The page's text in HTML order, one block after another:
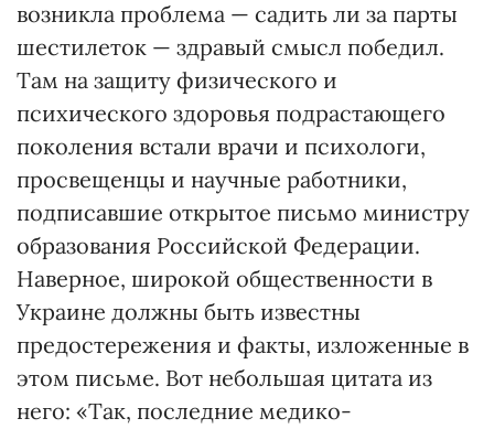
возникла проблема — садить ли за парты
шестилеток — здравый смысл победил.
Там на защиту физического и
психического здоровья подрастающего
поколения встали врачи и психологи,
просвещенцы и научные работники,
подписавшие открытое письмо министру
образования Российской Федерации.
Наверное, широкой общественности в
Украине должны быть известны
предостережения и факты, изложенные в
этом письме. Вот небольшая цитата из
него: «Так, последние медико-